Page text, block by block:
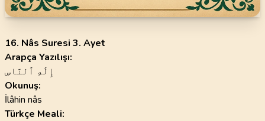
16. Nâs Suresi 3. Ayet
Arapça Yazılışı:
إِلَٰهِ ٱلنَّاسِ
Okunuş:
İlâhin nâs
Türkçe Meali: